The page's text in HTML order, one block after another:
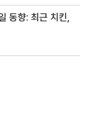
동향: 최근 치킨,